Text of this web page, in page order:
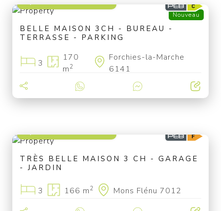
Nouveau
BELLE MAISON 3CH - BUREAU -
TERRASSE - PARKING
3
170
m2
Forchies-la-Marche
6141
TRÈS BELLE MAISON 3 CH - GARAGE
- JARDIN
3 166 m2 Mons Flénu 7012